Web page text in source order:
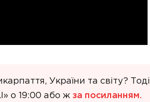
України та світу? Тоді
о 19:00 або ж за посиланням.